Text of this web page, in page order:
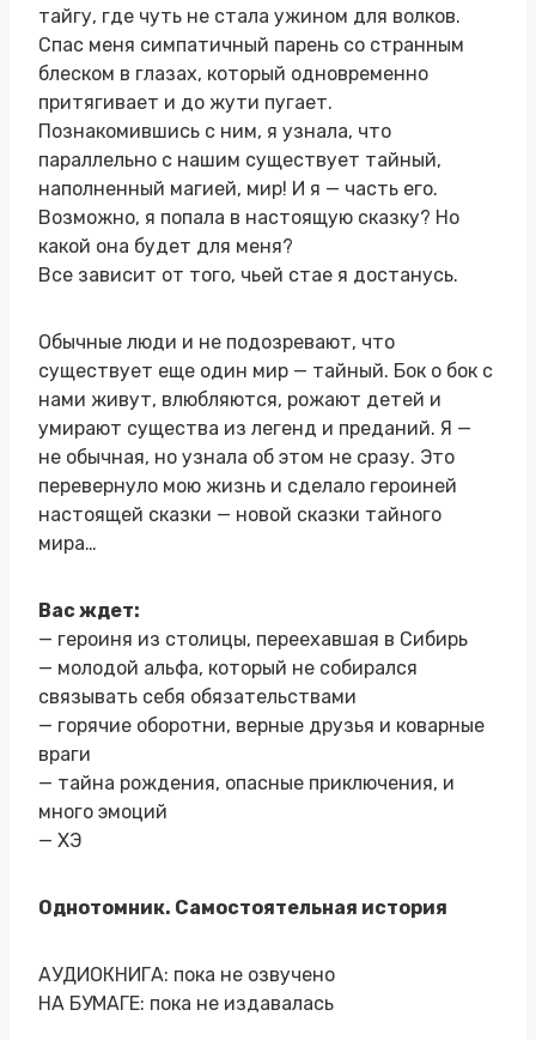
тайгу, где чуть не стала ужином для волков.
Спас меня симпатичный парень со странным
блеском в глазах, который одновременно
притягивает и до жути пугает.
Познакомившись с ним, я узнала, что
параллельно с нашим существует тайный,
наполненный магией, мир! И я — часть его.
Возможно, я попала в настоящую сказку? Но
какой она будет для меня?
Все зависит от того, чьей стае я достанусь.
Обычные люди и не подозревают, что
существует еще один мир — тайный. Бок о бок с
нами живут, влюбляются, рожают детей и
умирают существа из легенд и преданий. Я —
не обычная, но узнала об этом не сразу. Это
перевернуло мою жизнь и сделало героиней
настоящей сказки — новой сказки тайного
мира…
Вас ждет:
— героиня из столицы, переехавшая в Сибирь
— молодой альфа, который не собирался
связывать себя обязательствами
— горячие оборотни, верные друзья и коварные
враги
— тайна рождения, опасные приключения, и
много эмоций
— ХЭ
Однотомник. Самостоятельная история
АУДИОКНИГА: пока не озвучено
НА БУМАГЕ: пока не издавалась